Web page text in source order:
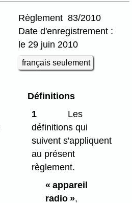
Règlement 83/2010
Date d'enregistrement :
le 29 juin 2010
français seulement
Définitions
1
Les
définitions qui
suivent s'appliquent
au présent
règlement.
« appareil
radio »,